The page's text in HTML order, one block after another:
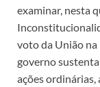
examinar, nesta
voto da União na
governo
ações ordinárias,